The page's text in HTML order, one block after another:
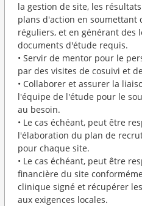
la gestion de site, les
plans d'action en soumettant
réguliers, et en générant des
documents d'étude requis.
• Servir de mentor pour le
par des visites de cosuivi et
• Collaborer et assurer la
l'équipe de l'étude pour le
au besoin.
• Le cas échéant, peut être
l'élaboration du plan de
pour chaque site.
• Le cas échéant, peut être
financière du site
clinique signé et récupérer
aux exigences locales.